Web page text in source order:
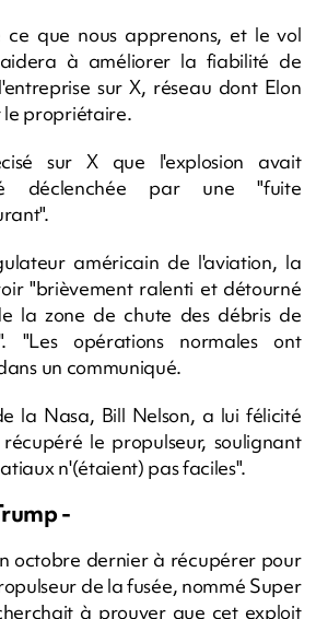
ce que nous apprenons, et le vol
aidera à améliorer la fiabilité de
sur X, réseau dont Elon
le propriétaire.
sur X que l'explosion avait
déclenchée par une "fuite
américain de l'aviation, la
"brièvement ralenti et détourné
la zone de chute des débris de
"Les opérations normales ont
un communiqué.
la Nasa, Bill Nelson, a lui félicité
le propulseur, soulignant
n'(étaient) pas faciles".
-
octobre dernier à récupérer pour
de la fusée, nommé Super
à prouver que cet exploit